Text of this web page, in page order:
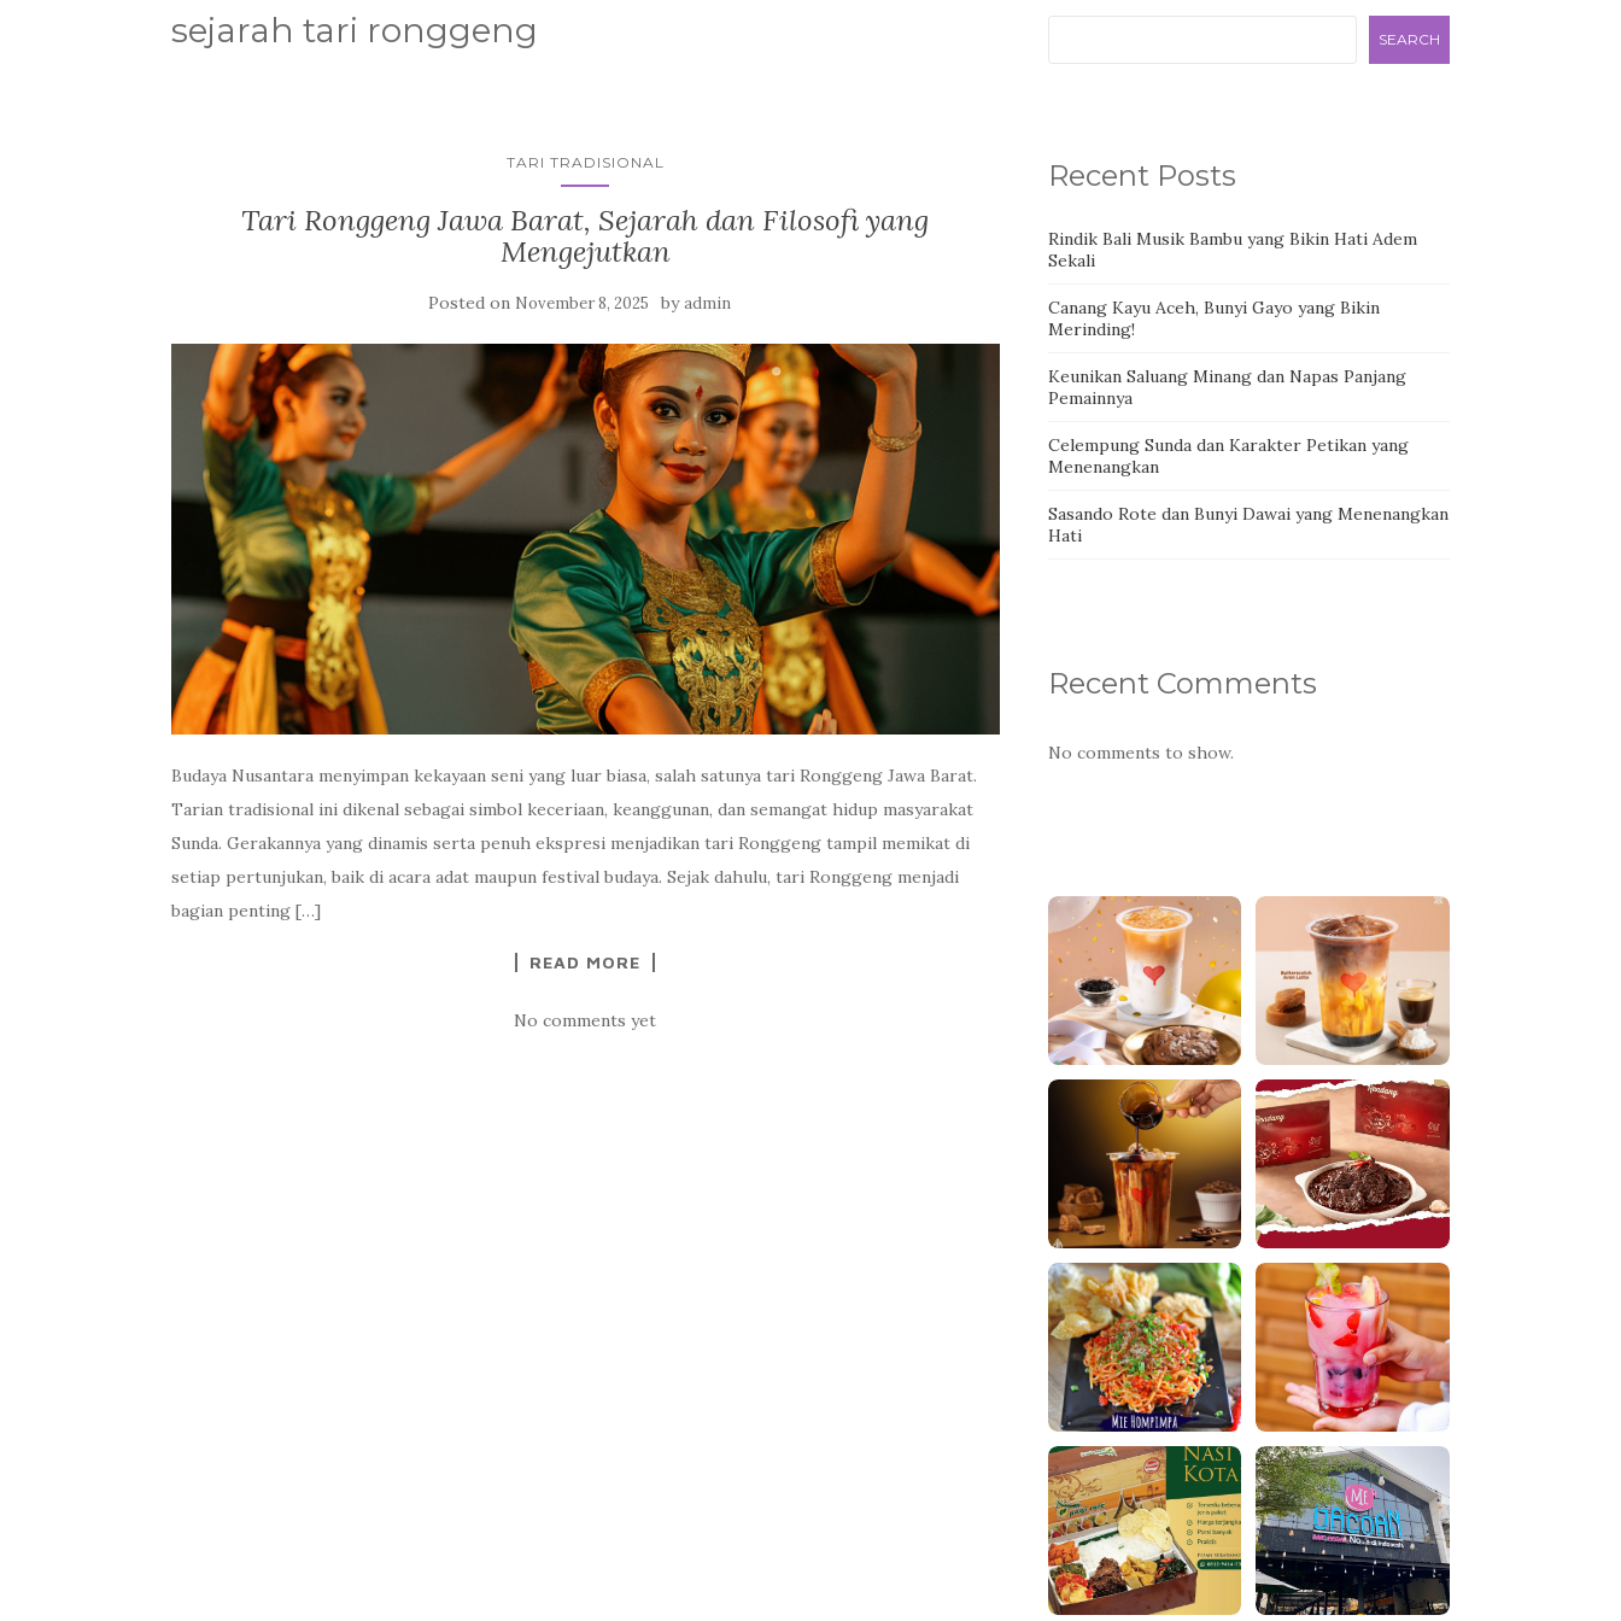
sejarah tari ronggeng
TARI TRADISIONAL
Tari Ronggeng Jawa Barat, Sejarah dan Filosofi yang
Mengejutkan
Posted on November 8, 2025 byadmin
Budaya Nusantara menyimpan kekayaan seni yang luar biasa, salah satunya tari Ronggeng Jawa Barat.
Tarian tradisional ini dikenal sebagai simbol keceriaan, keanggunan, dan semangat hidup masyarakat
Sunda. Gerakannya yang dinamis serta penuh ekspresi menjadikan tari Ronggeng tampil memikat di
setiap pertunjukan, baik di acara adat maupun festival budaya. Sejak dahulu, tari Ronggeng menjadi
bagian penting […]
READ MORE
No comments yet
SEARCH
Recent Posts
Rindik Bali Musik Bambu yang Bikin Hati Adem
Sekali
Canang Kayu Aceh, Bunyi Gayo yang Bikin
Merinding!
Keunikan Saluang Minang dan Napas Panjang
Pemainnya
Celempung Sunda dan Karakter Petikan yang
Menenangkan
Sasando Rote dan Bunyi Dawai yang Menenangkan
Hati
Recent Comments
No comments to show.